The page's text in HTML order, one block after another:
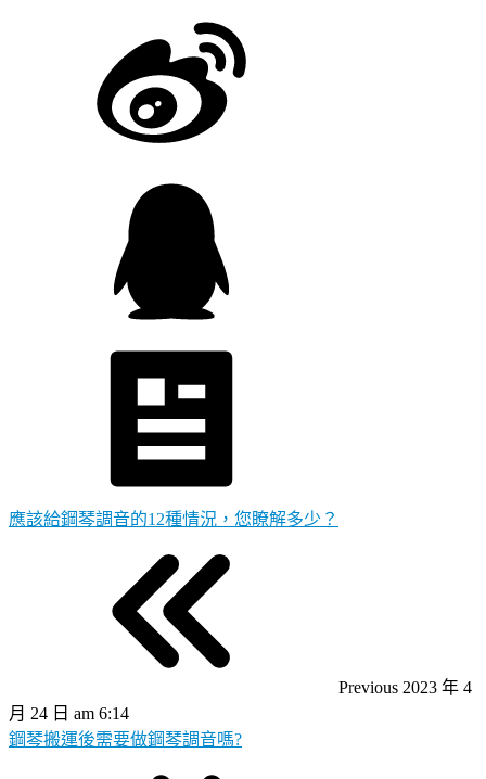
應該給鋼琴調音的12種情況，您瞭解多少？
Previous 2023 年 4
月 24 日 am 6:14
鋼琴搬運後需要做鋼琴調音嗎?